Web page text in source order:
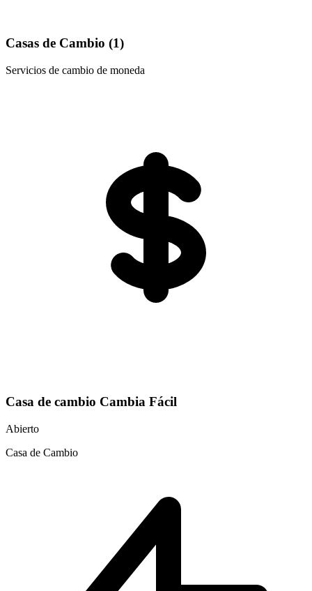
Casas de Cambio (1)
Servicios de cambio de moneda
Casa de cambio Cambia Fácil
Abierto
Casa de Cambio